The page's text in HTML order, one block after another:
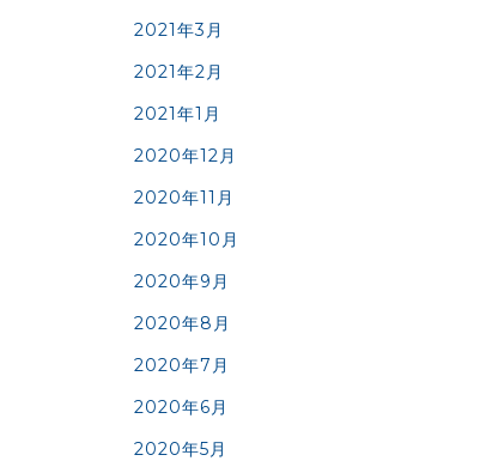
2021年3月
2021年2月
2021年1月
2020年12月
2020年11月
2020年10月
2020年9月
2020年8月
2020年7月
2020年6月
2020年5月